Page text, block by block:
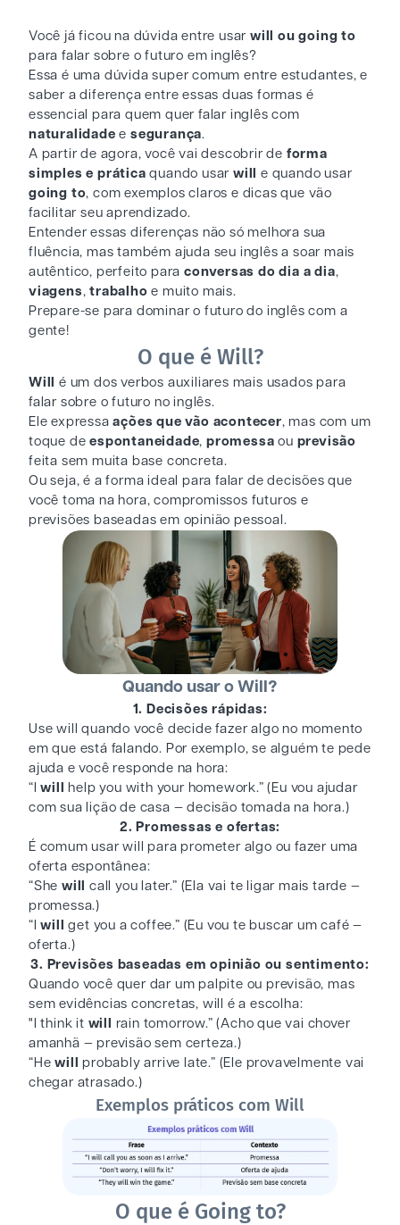
Você já ficou na dúvida entre usar will ou going to
para falar sobre o futuro em inglês?
Essa é uma dúvida super comum entre estudantes, e
saber a diferença entre essas duas formas é
essencial para quem quer falar inglês com
naturalidade esegurança.
A partir de agora, você vai descobrir de forma
simples e prática quando usarwill
e quando usar
going to, com exemplos claros e dicas que vão
facilitar seu aprendizado.
Entender essas diferenças não só melhora sua
fluência, mas também ajuda seu inglês a soar mais
autêntico, perfeito paraconversas do dia a dia,
viagens,trabalho e muito mais.
Prepare-se para dominar o futuro do inglês com a
gente!
O que é Will?
Will
é um dos verbos auxiliares mais usados para
falar sobre o futuro no inglês.
Ele expressaações que vão acontecer, mas com um
toque deespontaneidade,promessa ou previsão
feita sem muita base concreta.
Ou seja, é a forma ideal para falar de decisões que
você toma na hora, compromissos futuros e
previsões baseadas em opinião pessoal.
Quando usar o Will?
1. Decisões rápidas:
Use will quando você decide fazer algo no momento
em que está falando. Por exemplo, se alguém te pede
ajuda e você responde na hora:
“Iwill
help you with your homework.” (Eu vou ajudar
com sua lição de casa — decisão tomada na hora.)
2. Promessas e ofertas:
É comum usar will para prometer algo ou fazer uma
oferta espontânea:
“She will
call you later.” (Ela vai te ligar mais tarde —
promessa.)
“Iwill
get you a coffee.” (Eu vou te buscar um café —
oferta.)
3. Previsões baseadas em opinião ou sentimento:
Quando você quer dar um palpite ou previsão, mas
sem evidências concretas, will é a escolha:
"I think it will
rain tomorrow.” (Acho que vai chover
amanhã — previsão sem certeza.)
“Hewill
probably arrive late.” (Ele provavelmente vai
chegar atrasado.)
Exemplos práticos com Will
O que é Going to?